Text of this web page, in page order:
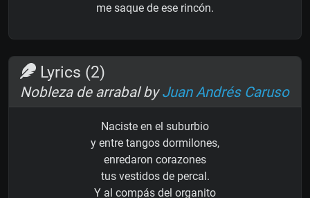
me saque de ese rincón.
Lyrics (2)
Nobleza de arrabal byJuan Andrés Caruso
Naciste en el suburbio
y entre tangos dormilones,
enredaron corazones
tus vestidos de percal.
Y al compás del organito